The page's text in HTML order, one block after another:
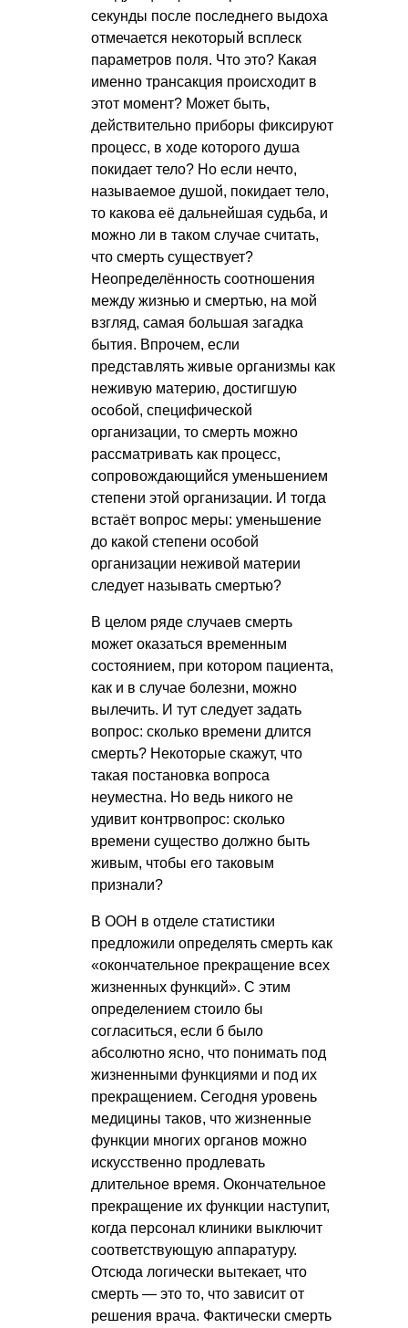
секунды после последнего выдоха
отмечается некоторый всплеск
параметров поля. Что это? Какая
именно трансакция происходит в
этот момент? Может быть,
действительно приборы фиксируют
процесс, в ходе которого душа
покидает тело? Но если нечто,
называемое душой, покидает тело,
то какова её дальнейшая судьба, и
можно ли в таком случае считать,
что смерть существует?
Неопределённость соотношения
между жизнью и смертью, на мой
взгляд, самая большая загадка
бытия. Впрочем, если
представлять живые организмы как
неживую материю, достигшую
особой, специфической
организации, то смерть можно
рассматривать как процесс,
сопровождающийся уменьшением
степени этой организации. И тогда
встаёт вопрос меры: уменьшение
до какой степени особой
организации неживой материи
следует называть смертью?
В целом ряде случаев смерть
может оказаться временным
состоянием, при котором пациента,
как и в случае болезни, можно
вылечить. И тут следует задать
вопрос: сколько времени длится
смерть? Некоторые скажут, что
такая постановка вопроса
неуместна. Но ведь никого не
удивит контрвопрос: сколько
времени существо должно быть
живым, чтобы его таковым
признали?
В ООН в отделе статистики
предложили определять смерть как
«окончательное прекращение всех
жизненных функций». С этим
определением стоило бы
согласиться, если б было
абсолютно ясно, что понимать под
жизненными функциями и под их
прекращением. Сегодня уровень
медицины таков, что жизненные
функции многих органов можно
искусственно продлевать
длительное время. Окончательное
прекращение их функции наступит,
когда персонал клиники выключит
соответствующую аппаратуру.
Отсюда логически вытекает, что
смерть — это то, что зависит от
решения врача. Фактически смерть